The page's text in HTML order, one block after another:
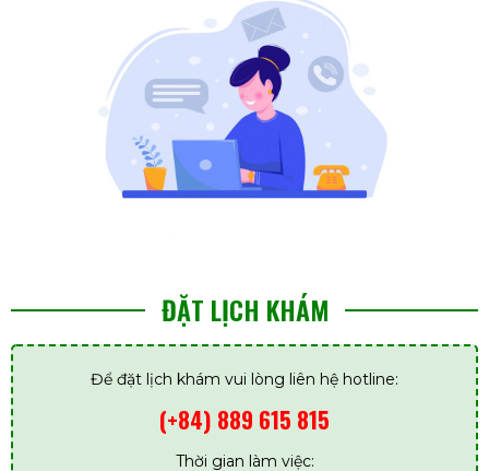
ĐẶT LỊCH KHÁM
Để đặt lịch khám vui lòng liên hệ hotline:
(+84) 889 615 815
Thời gian làm việc: